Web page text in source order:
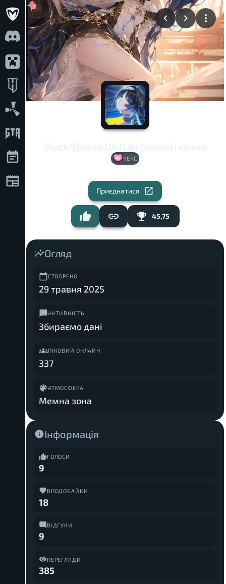
КЕКС
Приєднатися
45,75
Огляд
СТВОРЕНО
29 травня 2025
АКТИВНІСТЬ
Збираємо дані
ПІКОВИЙ ОНЛАЙН
337
АТМОСФЕРА
Мемна зона
Інформація
ГОЛОСИ
9
ВПОДОБАЙКИ
18
ВІДГУКИ
9
ПЕРЕГЛЯДИ
385